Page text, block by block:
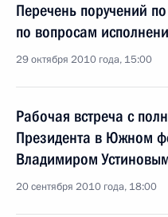
Перечень поручений
по вопросам
29 октября 2010 года, 15:00
Рабочая встреча с
Президента в Южном
Владимиром
20 сентября 2010 года, 18:00